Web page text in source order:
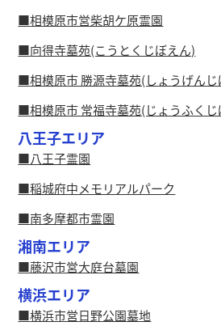
相模原市営柴胡ケ原霊園
向得寺墓苑(こうとくじぼえん)
相模原市 勝源寺墓苑(しょうげんじ
相模原市 常福寺墓苑(じょうふくじ
八王子エリア
八王子霊園
稲城府中メモリアルパーク
南多摩都市霊園
湘南エリア
藤沢市営大庭台墓園
横浜エリア
横浜市営日野公園墓地